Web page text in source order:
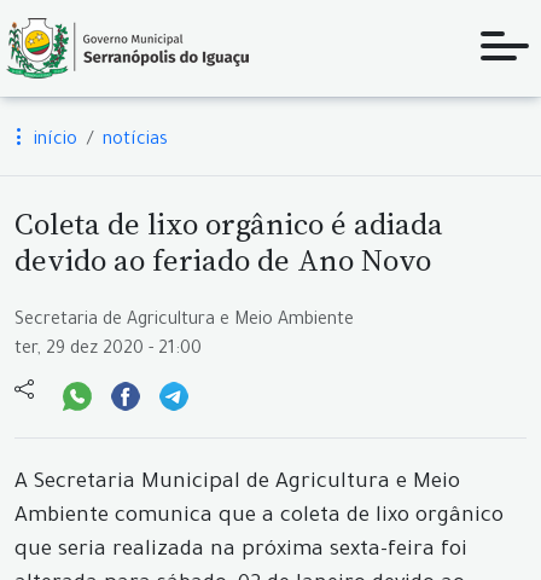
início notícias
Coleta de lixo orgânico é adiada
devido ao feriado de Ano Novo
Secretaria de Agricultura e Meio Ambiente
ter, 29 dez 2020 - 21:00
A Secretaria Municipal de Agricultura e Meio
Ambiente comunica que a coleta de lixo orgânico
que seria realizada na próxima sexta-feira foi